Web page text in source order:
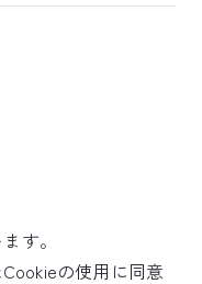
す。
の使用に同意